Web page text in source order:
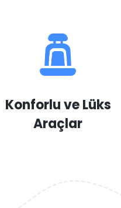
Konforlu ve Lüks
Araçlar